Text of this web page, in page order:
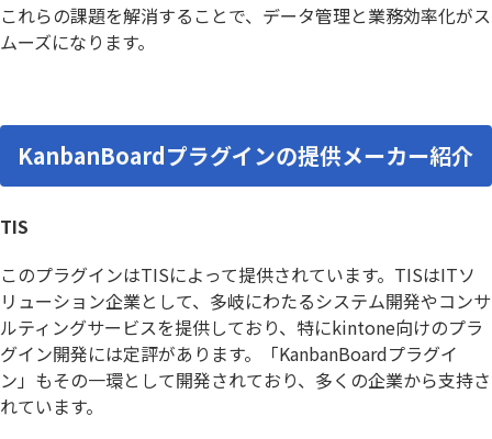
これらの課題を解消することで、データ管理と業務効率化がス
ムーズになります。
KanbanBoardプラグインの提供メーカー紹介
TIS
このプラグインはTISによって提供されています。TISはITソ
リューション企業として、多岐にわたるシステム開発やコンサ
ルティングサービスを提供しており、特にkintone向けのプラ
グイン開発には定評があります。「KanbanBoardプラグイ
ン」もその一環として開発されており、多くの企業から支持さ
れています。